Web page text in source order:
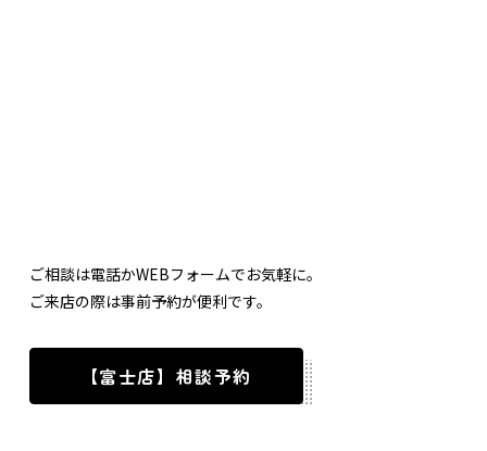
ご相談は電話かWEBフォームでお気軽に。
ご来店の際は事前予約が便利です。
【富士店】相談予約